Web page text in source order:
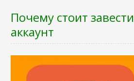
Почему стоит
аккаунт